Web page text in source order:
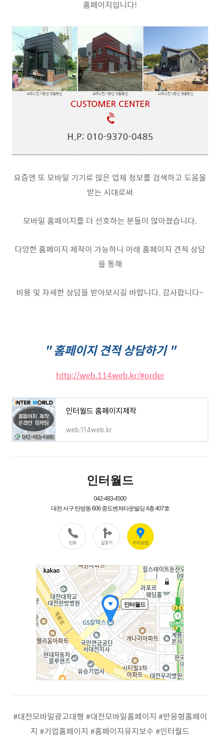
홈페이지입니다!
요즘엔 또 모바일 기기로 많은 업체 정보를 검색하고 도움을
받는 시대로써
모바일 홈페이지를 더 선호하는 분들이 많아졌습니다.
다양한 홈페이지 제작이 가능하니 아래 홈페이지 견적 상담
을 통해
비용 및 자세한 상담을 받아보시길 바랍니다. 감사합니다~
" 홈페이지 견적 상담하기 "
http://web.114web.kr/#order
인터월드 홈페이지제작
web.114web.kr
#대전모바일광고대행 #대전모바일홈페이지 #반응형홈페이
지 #기업홈페이지 #홈페이지유지보수 #인터월드